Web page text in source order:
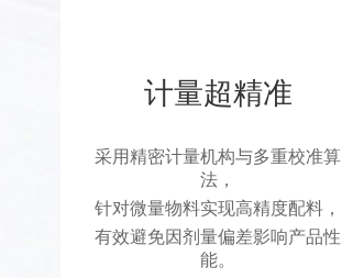
计量超精准
采用精密计量机构与多重校准算
法，
针对微量物料实现高精度配料，
有效避免因剂量偏差影响产品性
能。